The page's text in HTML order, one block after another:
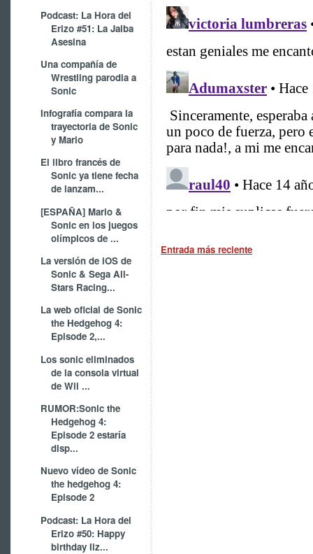
Podcast: La Hora del
Erizo #51: La Jaiba
Asesina
Una compañía de
Wrestling parodia a
Sonic
Infografía compara la
trayectoria de Sonic
y Mario
El libro francés de
Sonic ya tiene fecha
de lanzam...
[ESPAÑA] Mario &
Sonic en los juegos
olímpicos de ...
La versión de iOS de
Sonic & Sega All-
Stars Racing...
La web oficial de Sonic
the Hedgehog 4:
Episode 2,...
Los sonic eliminados
de la consola virtual
de Wii ...
RUMOR:Sonic the
Hedgehog 4:
Episode 2 estaría
disp...
Nuevo vídeo de Sonic
the hedgehog 4:
Episode 2
Podcast: La Hora del
Erizo #50: Happy
birthday Iiz...
Entrada más reciente